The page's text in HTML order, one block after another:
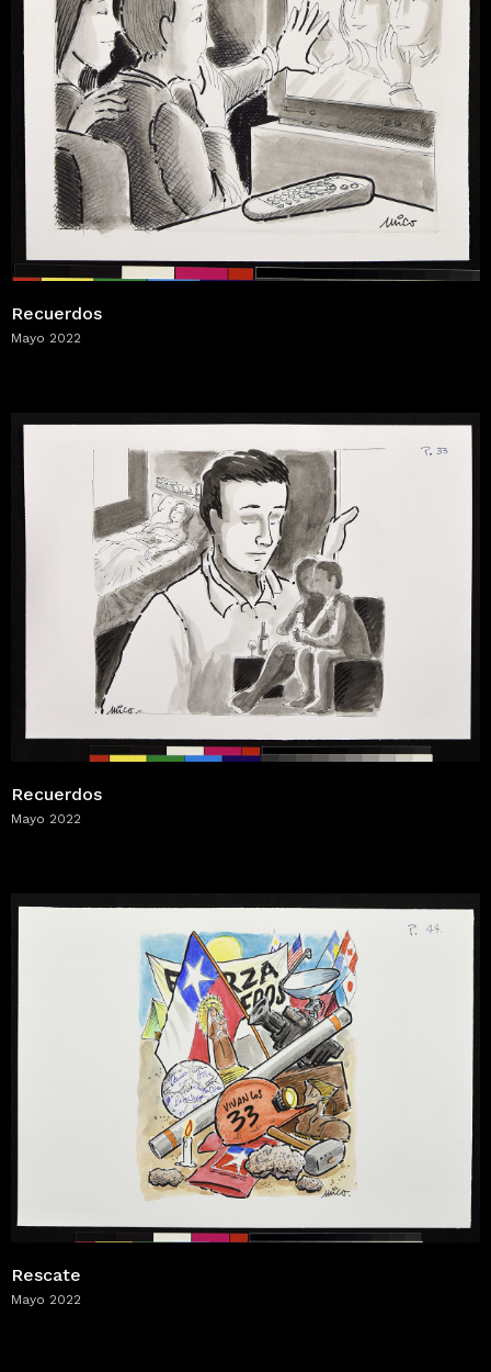
Recuerdos
Mayo 2022
Recuerdos
Mayo 2022
Rescate
Mayo 2022